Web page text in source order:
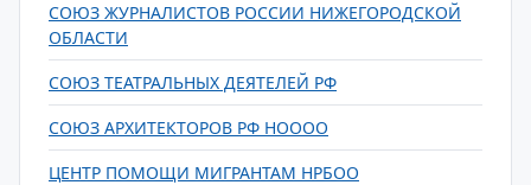
СОЮЗ ЖУРНАЛИСТОВ РОССИИ НИЖЕГОРОДСКОЙ
ОБЛАСТИ
СОЮЗ ТЕАТРАЛЬНЫХ ДЕЯТЕЛЕЙ РФ
СОЮЗ АРХИТЕКТОРОВ РФ НОООО
ЦЕНТР ПОМОЩИ МИГРАНТАМ НРБОО